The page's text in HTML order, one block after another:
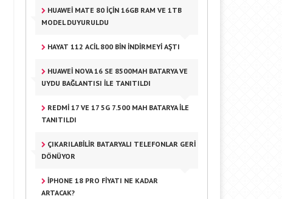
HUAWEI MATE 80 IÇIN 16GB RAM VE 1TB
MODEL DUYURULDU
HAYAT 112 ACIL 800 BIN INDIRMEYI AŞTI
HUAWEI NOVA 16 SE 8500MAH BATARYA VE
UYDU BAĞLANTISI ILE TANITILDI
REDMI 17 VE 17 5G 7.500 MAH BATARYA ILE
TANITILDI
ÇIKARILABILIR BATARYALI TELEFONLAR GERI
DÖNÜYOR
IPHONE 18 PRO FIYATI NE KADAR
ARTACAK?